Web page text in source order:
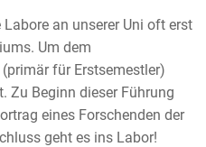
an unserer Uni oft erst
Um dem
für Erstsemestler)
Zu Beginn dieser Führung
eines Forschenden der
geht es ins Labor!